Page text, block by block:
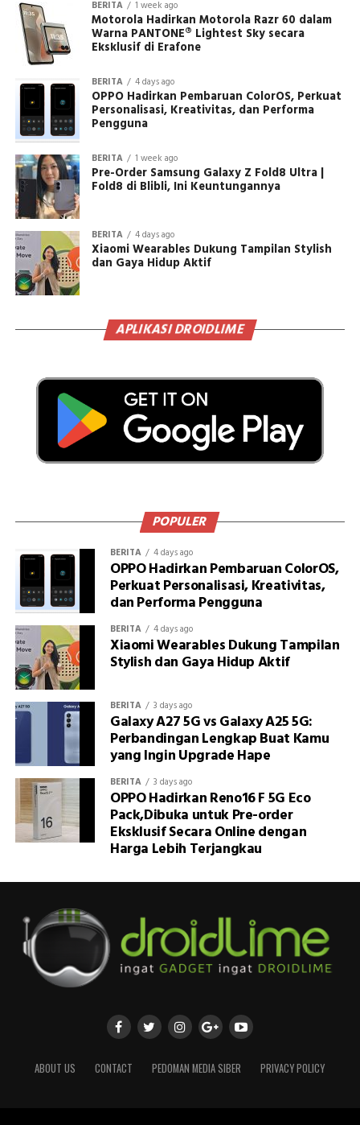
BERITA 1 week ago
Motorola Hadirkan Motorola Razr 60 dalam
Warna PANTONE® Lightest Sky secara
Eksklusif di Erafone
BERITA 4 days ago
OPPO Hadirkan Pembaruan ColorOS, Perkuat
Personalisasi, Kreativitas, dan Performa
Pengguna
BERITA 1 week ago
Pre-Order Samsung Galaxy Z Fold8 Ultra |
Fold8 di Blibli, Ini Keuntungannya
BERITA 4 days ago
Xiaomi Wearables Dukung Tampilan Stylish
dan Gaya Hidup Aktif
APLIKASI DROIDLIME
POPULER
BERITA 4 days ago
OPPO Hadirkan Pembaruan ColorOS,
Perkuat Personalisasi, Kreativitas,
dan Performa Pengguna
BERITA 4 days ago
Xiaomi Wearables Dukung Tampilan
Stylish dan Gaya Hidup Aktif
BERITA 3 days ago
Galaxy A27 5G vs Galaxy A25 5G:
Perbandingan Lengkap Buat Kamu
yang Ingin Upgrade Hape
BERITA 3 days ago
OPPO Hadirkan Reno16 F 5G Eco
Pack,Dibuka untuk Pre-order
Eksklusif Secara Online dengan
Harga Lebih Terjangkau
ABOUT US CONTACT PEDOMAN MEDIA SIBER PRIVACY POLICY